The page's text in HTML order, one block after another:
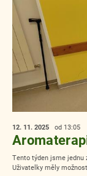
12. 11. 2025 od 13:05
Tento týden jsme jednu
Uživatelky měly